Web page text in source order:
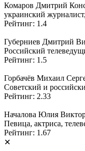
Комаров Дмитрий
украинский
Рейтинг: 1.4
Губерниев Дмитрий
Российский
Рейтинг: 1.5
Горбачёв Михаил
Советский и
Рейтинг: 2.33
Началова Юлия
Певица, актриса,
Рейтинг: 1.67
✕